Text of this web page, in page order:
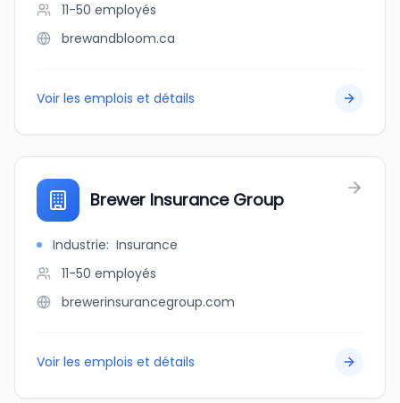
11-50 employés
brewandbloom.ca
Voir les emplois et détails
Brewer Insurance Group
Industrie: Insurance
11-50 employés
brewerinsurancegroup.com
Voir les emplois et détails